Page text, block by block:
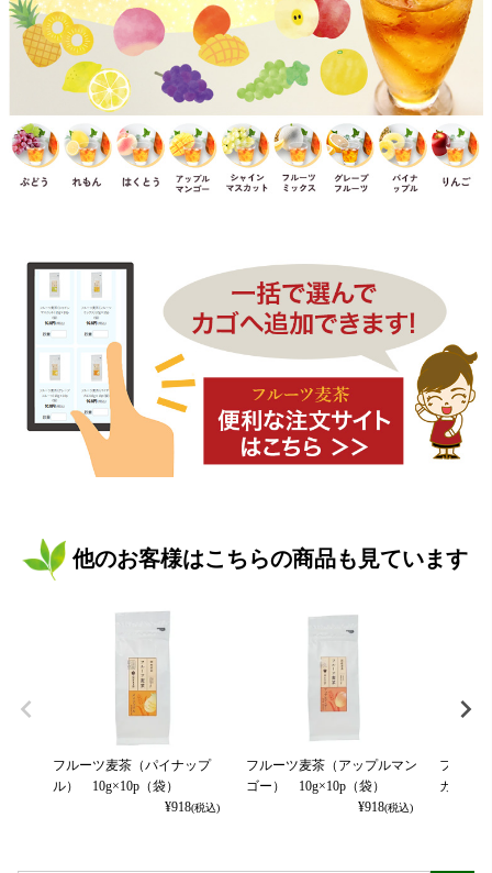
他のお客様はこちらの商品も見ています
フルーツ麦茶（パイナップ
ル） 10g×10p（袋）
¥918(税込)
フルーツ麦茶（アップルマン
ゴー） 10g×10p（袋）
¥918(税込)
フルー
カット